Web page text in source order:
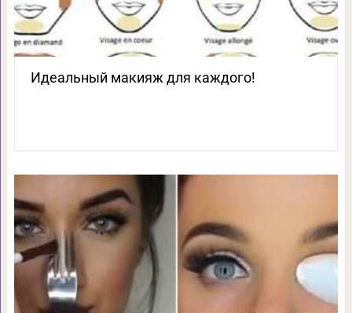
Идеальный макияж для каждого!